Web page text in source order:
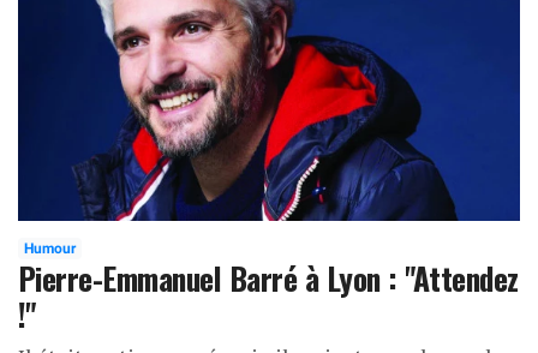
Humour
Pierre-Emmanuel Barré à Lyon : "Attendez
!"